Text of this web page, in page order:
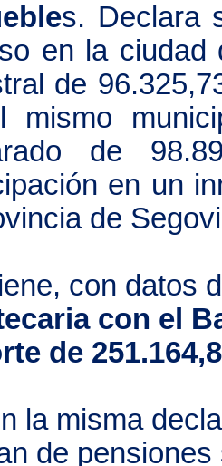
s. Declara
en la ciudad
de
mismo
de
en un
de
con datos
con el
de
la misma
de